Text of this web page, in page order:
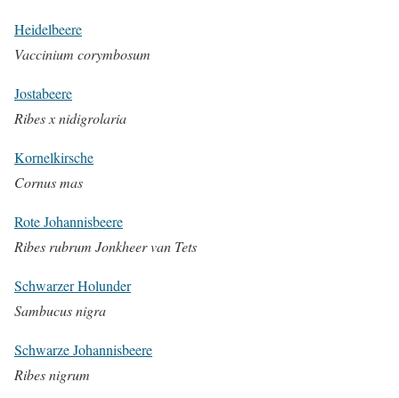
Heidelbeere
Vaccinium corymbosum
Jostabeere
Ribes x nidigrolaria
Kornelkirsche
Cornus mas
Rote Johannisbeere
Ribes rubrum Jonkheer van Tets
Schwarzer Holunder
Sambucus nigra
Schwarze Johannisbeere
Ribes nigrum